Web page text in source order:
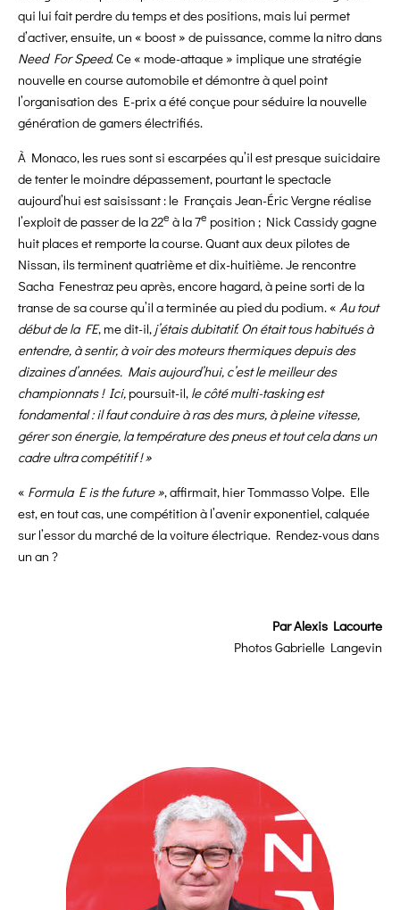
qui lui fait perdre du temps et des positions, mais lui permet
d’activer, ensuite, un « boost » de puissance, comme la nitro dans
Need For Speed. Ce « mode-attaque » implique une stratégie
nouvelle en course automobile et démontre à quel point
l’organisation des E-prix a été conçue pour séduire la nouvelle
génération de gamers électrifiés.
À Monaco, les rues sont si escarpées qu’il est presque suicidaire
de tenter le moindre dépassement, pourtant le spectacle
aujourd’hui est saisissant : le Français Jean-Éric Vergne réalise
l’exploit de passer de la 22e à la 7e position ; Nick Cassidy gagne
huit places et remporte la course. Quant aux deux pilotes de
Nissan, ils terminent quatrième et dix-huitième. Je rencontre
Sacha Fenestraz peu après, encore hagard, à peine sorti de la
transe de sa course qu’il a terminée au pied du podium. « Au tout
début de la FE, me dit-il, j’étais dubitatif. On était tous habitués à
entendre, à sentir, à voir des moteurs thermiques depuis des
dizaines d’années. Mais aujourd’hui, c’est le meilleur des
championnats ! Ici, poursuit-il, le côté multi-tasking est
fondamental : il faut conduire à ras des murs, à pleine vitesse,
gérer son énergie, la température des pneus et tout cela dans un
cadre ultra compétitif ! »
« Formula E is the future », affirmait, hier Tommasso Volpe. Elle
est, en tout cas, une compétition à l’avenir exponentiel, calquée
sur l’essor du marché de la voiture électrique. Rendez-vous dans
un an ?
Par Alexis Lacourte
PhotosGabrielle Langevin